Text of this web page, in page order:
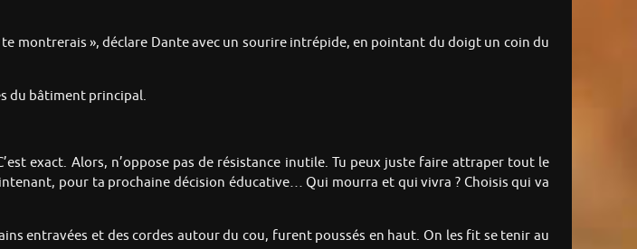
montrerais », déclare Dante avec un sourire intrépide, en pointant du doigt un coin du
du bâtiment principal.
exact. Alors, n’oppose pas de résistance inutile. Tu peux juste faire attraper tout le
pour ta prochaine décision éducative… Qui mourra et qui vivra ? Choisis qui va
entravées et des cordes autour du cou, furent poussés en haut. On les fit se tenir au